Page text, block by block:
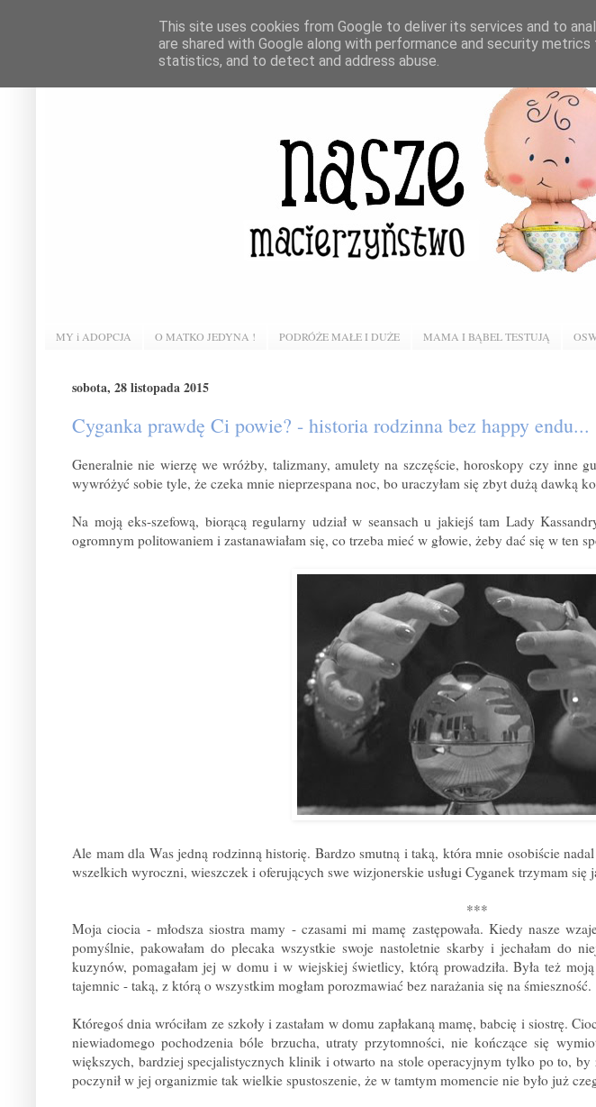
MY i ADOPCJA O MATKO JEDYNA ! PODRÓŻE MAŁE I DUŻE MAMA I BĄBEL TESTUJĄ
sobota, 28 listopada 2015
Cyganka prawdę Ci powie? - historia rodzinna bez happy endu...
Generalnie nie wierzę we wróżby, talizmany, amulety na szczęście, horoskopy czy inne
wywróżyć sobie tyle, że czeka mnie nieprzespana noc, bo uraczyłam się zbyt dużą dawką
Na moją eks-szefową, biorącą regularny udział w seansach u jakiejś tam Lady
ogromnym politowaniem i zastanawiałam się, co trzeba mieć w głowie, żeby dać się w ten
Ale mam dla Was jedną rodzinną historię. Bardzo smutną i taką, która mnie osobiście
wszelkich wyroczni, wieszczek i oferujących swe wizjonerskie usługi Cyganek trzymam się
***
Moja ciocia - młodsza siostra mamy - czasami mi mamę zastępowała. Kiedy nasze
pomyślnie, pakowałam do plecaka wszystkie swoje nastoletnie skarby i jechałam do
kuzynów, pomagałam jej w domu i w wiejskiej świetlicy, którą prowadziła. Była też
tajemnic - taką, z którą o wszystkim mogłam porozmawiać bez narażania się na śmieszność.
Któregoś dnia wróciłam ze szkoły i zastałam w domu zapłakaną mamę, babcię i siostrę.
niewiadomego pochodzenia bóle brzucha, utraty przytomności, nie kończące się
większych, bardziej specjalistycznych klinik i otwarto na stole operacyjnym tylko po to, by
poczynił w jej organizmie tak wielkie spustoszenie, że w tamtym momencie nie było już
This site uses cookies from Google to deliver its services and to
are shared with Google along with performance and security
statistics, and to detect and address abuse.